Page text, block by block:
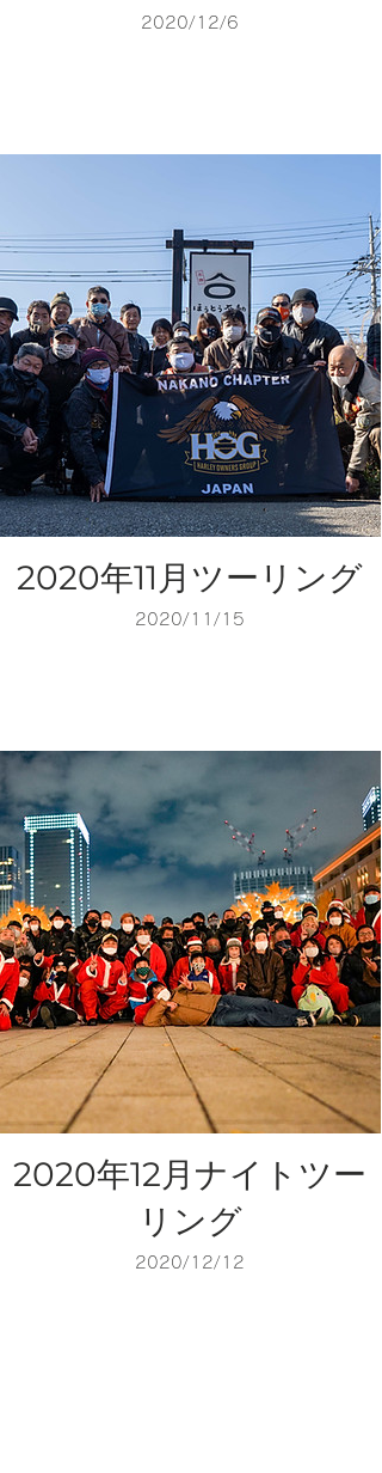
2020/12/6
2020年11月ツーリング
2020/11/15
2020年12月ナイトツー
リング
2020/12/12